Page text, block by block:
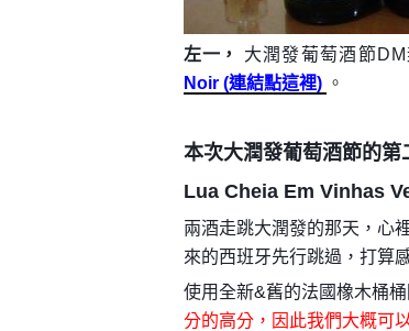
左一， 大潤發葡萄酒節
Noir (連結點這裡) 。
本次大潤發葡萄酒節的第
Lua Cheia Em Vinhas
兩酒走跳大潤發的那天，心
來的西班牙先行跳過，打算
使用全新&舊的法國橡木桶
分的高分，因此我們大概可